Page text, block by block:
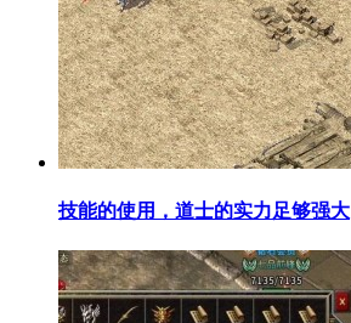
技能的使用，道士的实力足够强大